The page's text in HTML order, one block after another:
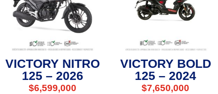
VICTORY NITRO
125 – 2026
$6,599,000
VICTORY BOLD
125 – 2024
$7,650,000